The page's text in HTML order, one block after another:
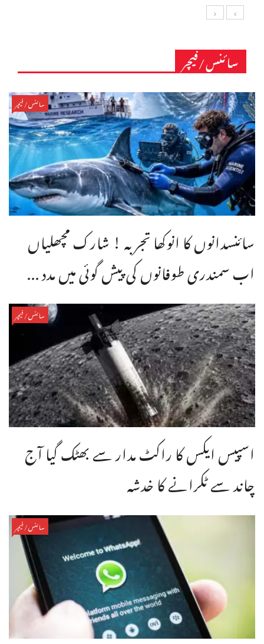
سائنس/فیچر
سائنس/فیچر
سائنسدانوں کا انوکھا تجربہ ! شارک مچھلیاں
اب سمندری طوفانوں کی پیش گوئی میں مدد ...
سائنس/فیچر
اسپیس ایکس کا راکٹ مدار سے بھٹک گیا آج
چاند سے ٹکرانے کا خدشہ
سائنس/فیچر